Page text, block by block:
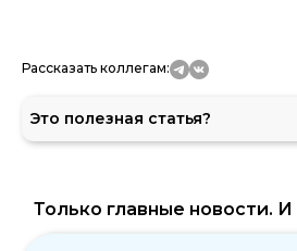
Рассказать коллегам:
Это полезная статья?
Только главные новости. И